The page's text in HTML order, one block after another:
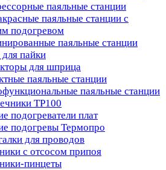
паяльные станции
паяльные станции с
подогревом
паяльные станции
пайки
для шприца
паяльные станции
паяльные станции
TP100
подогреватели плат
подогревы Термопро
для проводов
с отсосом припоя
пинцеты